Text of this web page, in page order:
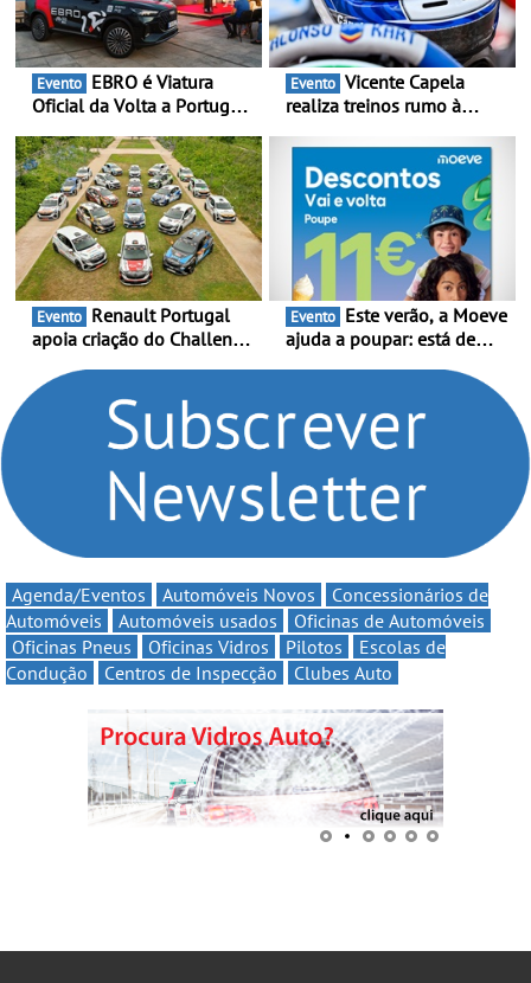
Evento
Oficial da Volta a Portugal
presença nacional ao lado
da mítica prova de ciclismo
e leva a sua gama SUV
multi-energia às estradas
de Portugal
Evento
realiza treinos rumo à
Portugal Karting e mira boa
estreia - O Campeonato
Portugal Karting 2026
decorre entre 1 de Março e
6 de Setembro
Evento
apoia criação do Challenge
compromisso com o
automobilismo nacional
continua em 2026
Evento
ajuda a poupar: está de
Volta” com descontos de
Agenda/Eventos Automóveis Novos
Concessionários de
Automóveis
Automóveis usados
Oficinas de Automóveis
Oficinas Pneus
Oficinas Vidros Pilotos
Escolas de
Condução
Centros de Inspecção Clubes Auto